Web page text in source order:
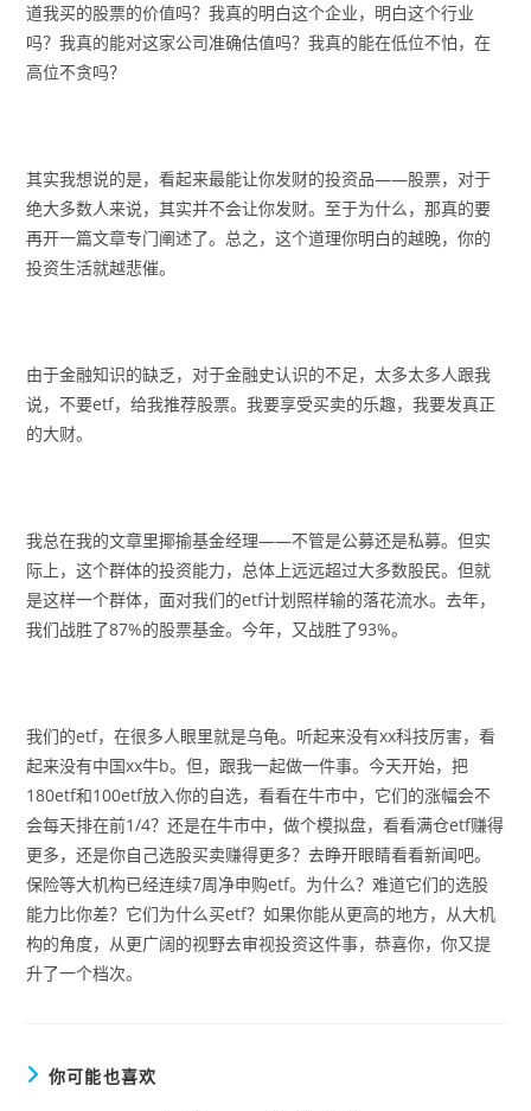
道我买的股票的价值吗？我真的明白这个企业，明白这个行业
吗？我真的能对这家公司准确估值吗？我真的能在低位不怕，在
高位不贪吗？
其实我想说的是，看起来最能让你发财的投资品——股票，对于
绝大多数人来说，其实并不会让你发财。至于为什么，那真的要
再开一篇文章专门阐述了。总之，这个道理你明白的越晚，你的
投资生活就越悲催。
由于金融知识的缺乏，对于金融史认识的不足，太多太多人跟我
说，不要etf，给我推荐股票。我要享受买卖的乐趣，我要发真正
的大财。
我总在我的文章里揶揄基金经理——不管是公募还是私募。但实
际上，这个群体的投资能力，总体上远远超过大多数股民。但就
是这样一个群体，面对我们的etf计划照样输的落花流水。去年，
我们战胜了87%的股票基金。今年，又战胜了93%。
我们的etf，在很多人眼里就是乌龟。听起来没有xx科技厉害，看
起来没有中国xx牛b。但，跟我一起做一件事。今天开始，把
180etf和100etf放入你的自选，看看在牛市中，它们的涨幅会不
会每天排在前1/4？还是在牛市中，做个模拟盘，看看满仓etf赚得
更多，还是你自己选股买卖赚得更多？去睁开眼睛看看新闻吧。
保险等大机构已经连续7周净申购etf。为什么？难道它们的选股
能力比你差？它们为什么买etf？如果你能从更高的地方，从大机
构的角度，从更广阔的视野去审视投资这件事，恭喜你，你又提
升了一个档次。
你可能也喜欢